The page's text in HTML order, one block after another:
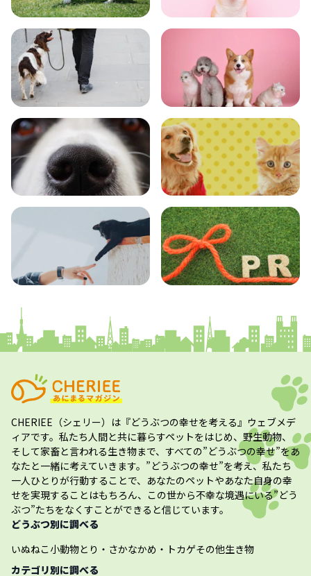
トレーニング グッズ
おでかけ 図鑑
エンタメ クイズ
CHERIEE（シェリー） は『どうぶつの幸せを考える』ウェブメデ
ィアです。私たち人間と共に暮らすペットをはじめ、野生動物、
そして家畜と言われる生き物まで、すべての”どうぶつの幸せ”をあ
なたと一緒に考えていきます。”どうぶつの幸せ”を考え、私たち
一人ひとりが行動することで、あなたのペットやあなた自身の幸
せを実現することはもちろん、この世から不幸な境遇にいる”どう
ぶつ”たちをなくすことができると信じています。
どうぶつ別に調べる
いぬねこ小動物とり・さかなかめ・トカゲその他生き物
カテゴリ別に調べる